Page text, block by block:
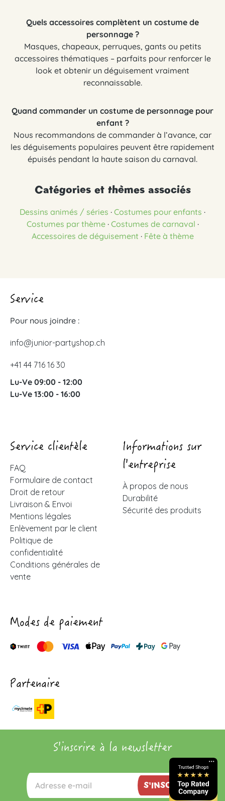
Quels accessoires complètent un costume de
personnage ?
Masques, chapeaux, perruques, gants ou petits
accessoires thématiques – parfaits pour renforcer le
look et obtenir un déguisement vraiment
reconnaissable.
Quand commander un costume de personnage pour
enfant ?
Nous recommandons de commander à l’avance, car
les déguisements populaires peuvent être rapidement
épuisés pendant la haute saison du carnaval.
Catégories et thèmes associés
Dessins animés / séries · Costumes pour enfants ·
Costumes par thème· Costumes de carnaval ·
Accessoires de déguisement · Fête à thème
Service
Pour nous joindre :
info@junior-partyshop.ch
+41 44 716 16 30
Lu-Ve 09:00 - 12:00
Lu-Ve 13:00 - 16:00
Service clientèle
FAQ
Formulaire de contact
Droit de retour
Livraison & Envoi
Mentions légales
Enlèvement par le client
Politique de
confidentialité
Conditions générales de
vente
Informations sur
l'entreprise
À propos de nous
Durabilité
Sécurité des produits
Modes de paiement
Partenaire
S'inscrire à la newsletter
S'INSCRIRE